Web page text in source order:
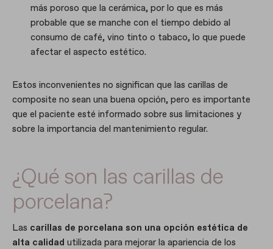
más poroso que la cerámica, por lo que es más
probable que se manche con el tiempo debido al
consumo de café, vino tinto o tabaco, lo que puede
afectar el aspecto estético.
Estos inconvenientes no significan que las carillas de
composite no sean una buena opción, pero es importante
que el paciente esté informado sobre sus limitaciones y
sobre la importancia del mantenimiento regular.
¿Qué son las carillas de
porcelana?
Las carillas de porcelana son una opción estética de
alta calidad utilizada para mejorar la apariencia de los